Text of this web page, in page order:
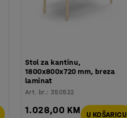
Stol za kantinu,
1800x800x720 mm, breza
laminat
Art. br.:350522
1.028,00 KM U KOŠARICU